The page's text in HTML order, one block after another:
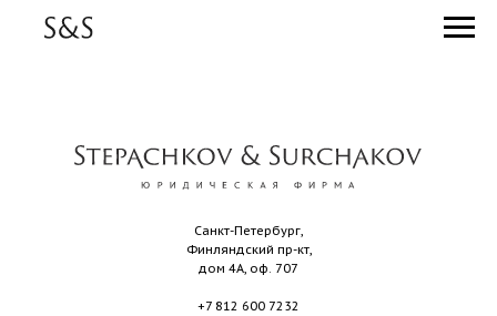
Санкт-Петербург,
Финляндский пр-кт,
дом 4А, оф. 707
+7 812 600 7232